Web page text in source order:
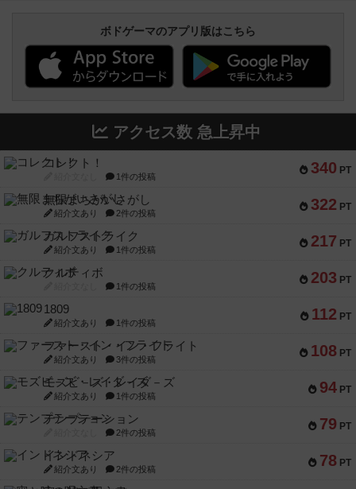
ボドゲーマのアプリ版はこちら
アクセス数 急上昇中
340 PT
コレクト！
1件の投稿
322 PT
無限まちがいさがし
紹介文あり 2件の投稿
217 PT
ガルフストライク
紹介文あり 1件の投稿
203 PT
クルティボ
1件の投稿
112 PT
1809
紹介文あり 1件の投稿
108 PT
ファースト・イン・フライト
紹介文あり 3件の投稿
94 PT
モズビ－ズ・レイダ－ズ
紹介文あり 1件の投稿
79 PT
テンプテーション
2件の投稿
78 PT
インドネシア
紹介文あり 2件の投稿